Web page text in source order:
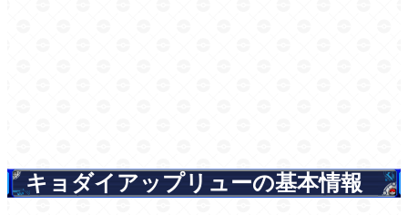
キョダイアップリューの基本情報